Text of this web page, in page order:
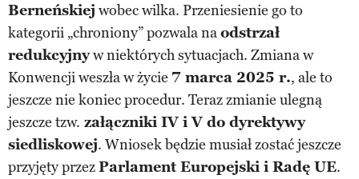
Berneńskiej wobec wilka. Przeniesienie go to
kategorii „chroniony” pozwala naodstrzał
redukcyjnyw niektórych sytuacjach. Zmiana w
Konwencji weszła w życie 7 marca 2025 r., ale to
jeszcze nie koniec procedur. Teraz zmianie ulegną
jeszcze tzw. załączniki IV i V do dyrektywy
siedliskowej. Wniosek będzie musiał zostać jeszcze
przyjęty przezParlament Europejski i Radę UE.